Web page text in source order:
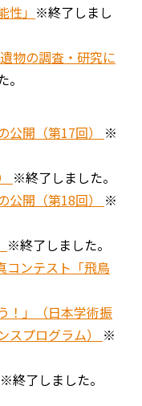
」 ※終了しまし
物の調査・研究に
公開（第17回） ※
※終了しました。
公開（第18回） ※
※終了しました。
コンテスト「飛鳥
！」（日本学術振
プログラム） ※
※終了しました。